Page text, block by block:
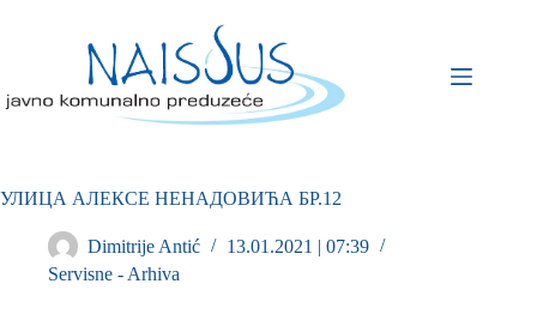
УЛИЦА АЛЕКСЕ НЕНАДОВИЋА БР.12
Dimitrije Antić
13.01.2021 | 07:39
Servisne - Arhiva